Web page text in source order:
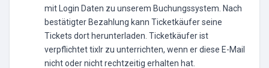
mit Login Daten zu unserem Buchungssystem. Nach
bestätigter Bezahlung kann Ticketkäufer seine
Tickets dort herunterladen. Ticketkäufer ist
verpflichtet tixlr zu unterrichten, wenn er diese E-Mail
nicht oder nicht rechtzeitig erhalten hat.